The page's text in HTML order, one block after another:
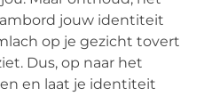
jouw identiteit
op je gezicht tovert
Dus, op naar het
en laat je identiteit